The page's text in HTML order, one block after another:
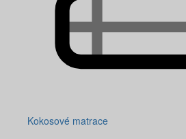
Kokosové matrace